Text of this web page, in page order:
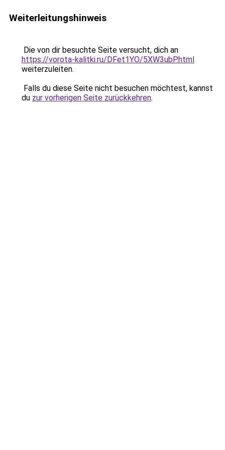
Weiterleitungshinweis
Die von dir besuchte Seite versucht, dich an
https://vorota-kalitki.ru/DFet1YO/5XW3ubP.html
weiterzuleiten.
Falls du diese Seite nicht besuchen möchtest, kannst
du zur vorherigen Seite zurückkehren.